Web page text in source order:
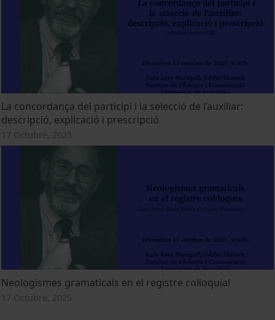
La concordança del participi i la selecció de l’auxiliar:
descripció, explicació i prescripció
17 Octubre, 2025
Neologismes gramaticals en el registre col·loquial
17 Octubre, 2025